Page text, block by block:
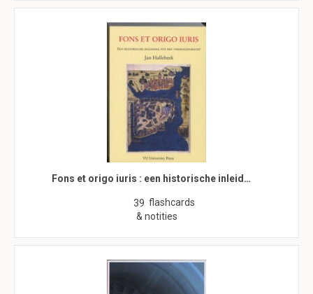
Fons et origo iuris : een historische inleid…
39 flashcards
& notities